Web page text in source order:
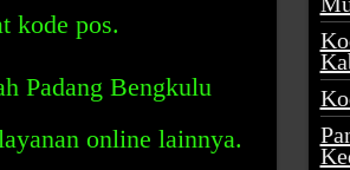
kode pos.
Padang Bengkulu
online lainnya.